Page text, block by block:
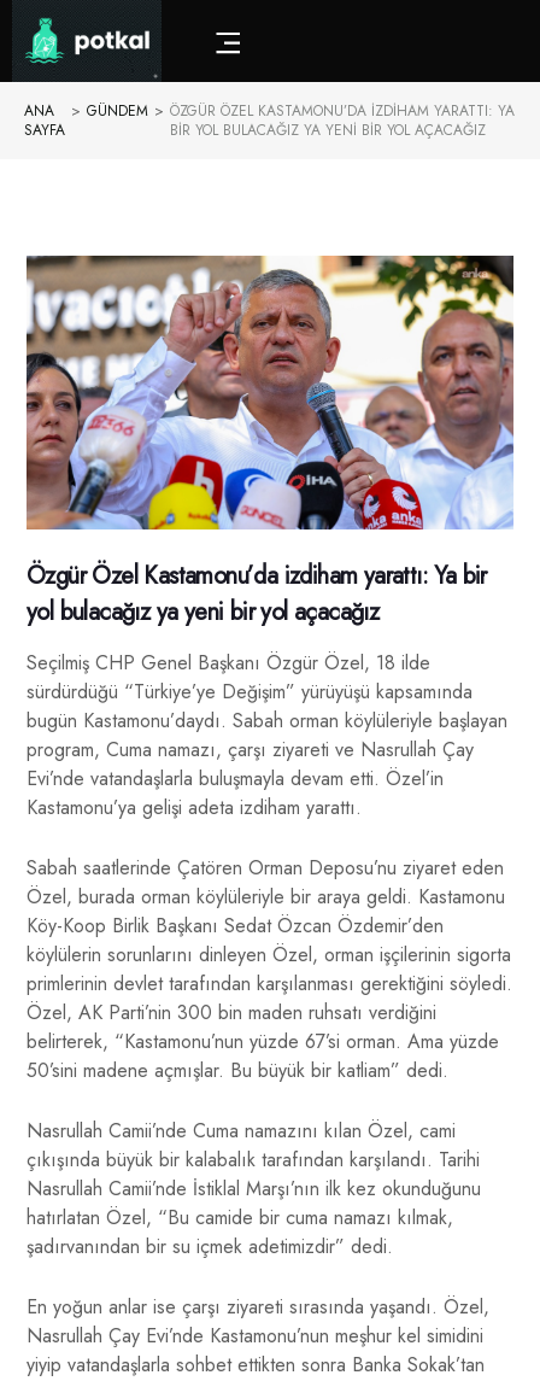
ANA
SAYFA
> GÜNDEM > ÖZGÜR ÖZEL KASTAMONU’DA IZDIHAM YARATTI: YA
BIR YOL BULACAĞIZ YA YENI BIR YOL AÇACAĞIZ
Özgür Özel Kastamonu’da izdiham yarattı: Ya bir
yol bulacağız ya yeni bir yol açacağız
Seçilmiş CHP Genel Başkanı Özgür Özel, 18 ilde
sürdürdüğü “Türkiye’ye Değişim” yürüyüşü kapsamında
bugün Kastamonu’daydı. Sabah orman köylüleriyle başlayan
program, Cuma namazı, çarşı ziyareti ve Nasrullah Çay
Evi’nde vatandaşlarla buluşmayla devam etti. Özel’in
Kastamonu’ya gelişi adeta izdiham yarattı.
Sabah saatlerinde Çatören Orman Deposu’nu ziyaret eden
Özel, burada orman köylüleriyle bir araya geldi. Kastamonu
Köy-Koop Birlik Başkanı Sedat Özcan Özdemir’den
köylülerin sorunlarını dinleyen Özel, orman işçilerinin sigorta
primlerinin devlet tarafından karşılanması gerektiğini söyledi.
Özel, AK Parti’nin 300 bin maden ruhsatı verdiğini
belirterek, “Kastamonu’nun yüzde 67’si orman. Ama yüzde
50’sini madene açmışlar. Bu büyük bir katliam” dedi.
Nasrullah Camii’nde Cuma namazını kılan Özel, cami
çıkışında büyük bir kalabalık tarafından karşılandı. Tarihi
Nasrullah Camii’nde İstiklal Marşı’nın ilk kez okunduğunu
hatırlatan Özel, “Bu camide bir cuma namazı kılmak,
şadırvanından bir su içmek adetimizdir” dedi.
En yoğun anlar ise çarşı ziyareti sırasında yaşandı. Özel,
Nasrullah Çay Evi’nde Kastamonu’nun meşhur kel simidini
yiyip vatandaşlarla sohbet ettikten sonra Banka Sokak’tan